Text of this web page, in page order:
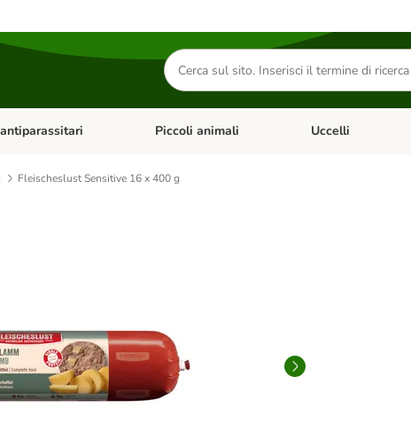
Cerca
prodotti
Gatti Apri Menu Categoria: Diete e antiparassitari
Piccoli animali Apri Menu
Uccelli
Fleischeslust Sensitive 16 x 400 g